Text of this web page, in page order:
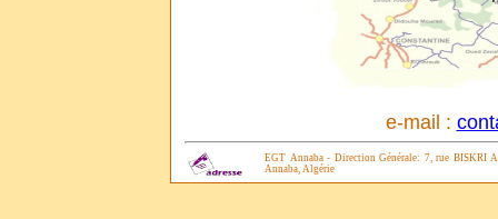
e-mail :
EGT Annaba - Direction Générale: 7, rue BISKRI
Annaba, Algérie